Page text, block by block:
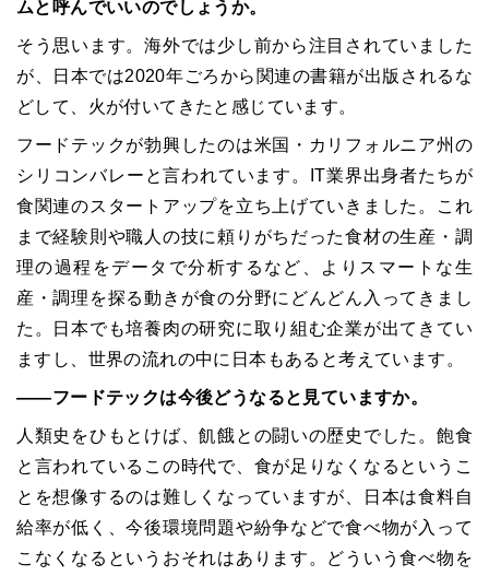
ムと呼んでいいのでしょうか。
そう思います。海外では少し前から注目されていました
が、日本では2020年ごろから関連の書籍が出版されるな
どして、火が付いてきたと感じています。
フードテックが勃興したのは米国・カリフォルニア州の
シリコンバレーと言われています。IT業界出身者たちが
食関連のスタートアップを立ち上げていきました。これ
まで経験則や職人の技に頼りがちだった食材の生産・調
理の過程をデータで分析するなど、よりスマートな生
産・調理を探る動きが食の分野にどんどん入ってきまし
た。日本でも培養肉の研究に取り組む企業が出てきてい
ますし、世界の流れの中に日本もあると考えています。
――フードテックは今後どうなると見ていますか。
人類史をひもとけば、飢餓との闘いの歴史でした。飽食
と言われているこの時代で、食が足りなくなるというこ
とを想像するのは難しくなっていますが、日本は食料自
給率が低く、今後環境問題や紛争などで食べ物が入って
こなくなるというおそれはあります。どういう食べ物を